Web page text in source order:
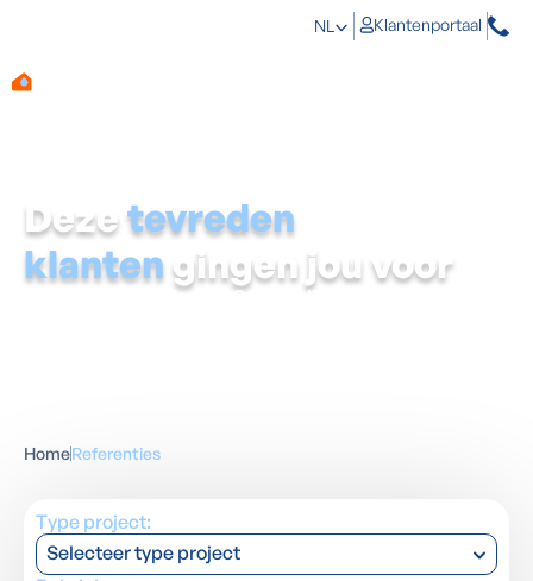
NL Klantenportaal
Deze tevreden
klanten gingen jou voor
Eerst zien, dan geloven? Groot gelijk.
HomeReferenties
Type project:
Selecteer type project